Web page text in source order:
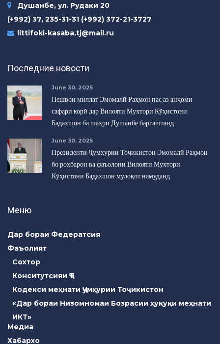
Душанбе, ул. Рудаки 20
(+992) 37, 235-31-31 (+992) 372-21-3727
littifoki-kasaba.tj@mail.ru
Последние новости
June 30, 2025
Пешвои миллат Эмомалӣ Раҳмон пас аз анҷоми
сафари корӣ дар Вилояти Мухтори Кӯҳистони
Бадахшон ба шаҳри Душанбе баргаштанд
June 30, 2025
Президенти Ҷумҳурии Тоҷикистон Эмомалӣ Раҳмон
бо роҳбарон ва фаъолони Вилояти Мухтори
Кӯҳистони Бадахшон мулоқот намуданд
Меню
Дар бораи Федератсия
Фаъолият
Сохтор
Конситутсияи ҶТ
Кодекси меҳнати Ҷумҳурии Тоҷикистон
«Дар бораи Низомномаи Бозрасии ҳуқуқи меҳнати
ИКТ»
Медиа
Хабархо